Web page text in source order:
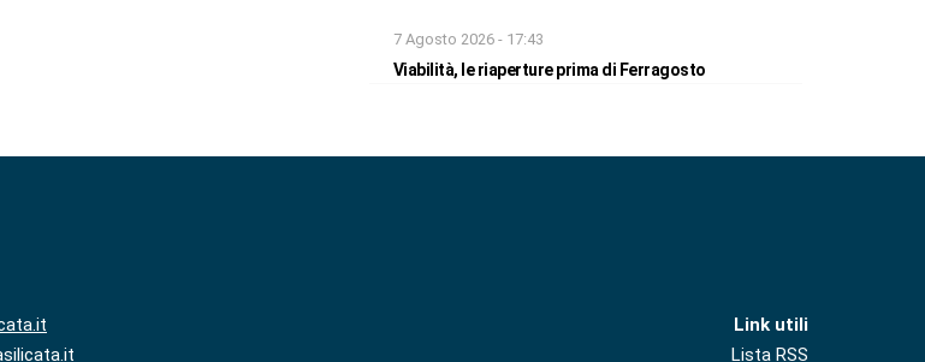
7 Agosto 2026 - 17:43
Viabilità, le riaperture prima di Ferragosto
Link utili
Lista RSS